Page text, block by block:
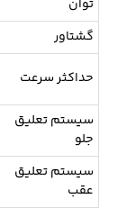
توان
گشتاور
حداکثر سرعت
سیستم تعلیق
جلو
سیستم تعلیق
عقب